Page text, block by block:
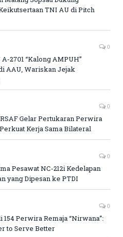
TNI AU di Pitch
0
2701 “Kalong AMPUH”
AAU, Wariskan Jejak
0
Gelar Pertukaran Perwira
Kerja Sama Bilateral
0
Pesawat NC-212i Kedelapan
yang Dipesan ke PTDI
0
154 Perwira Remaja “Nirwana”:
to Serve Better